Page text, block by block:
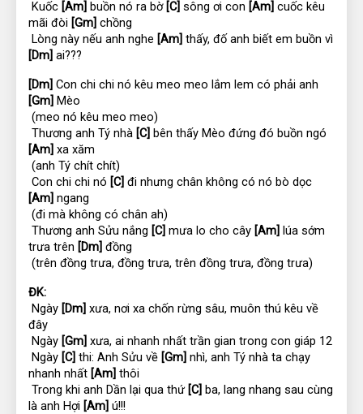
Kuốc [Am] buồn nó ra bờ [C] sông ơi con [Am] cuốc kêu
mãi đòi [Gm] chồng
Lòng này nếu anh nghe [Am]
[Dm] ai???
[Dm]
[Gm] Mèo
(meo nó kêu meo meo)
Thương anh Tý nhà [C]
[Am] xa xăm
(anh Tý chít chít)
Con chi chi nó [C]
[Am] ngang
(đi mà không có chân ah)
Thương anh Sửu nắng [C] mưa lo cho cây [Am] lúa sớm
trưa trên [Dm] đồng
(trên đồng trưa, đồng trưa, trên đồng trưa, đồng trưa)
ĐK:
Ngày [Dm] xưa, nơi xa chốn rừng sâu, muôn thú kêu về
đây
Ngày [Gm] xưa, ai nhanh nhất trần gian trong con giáp 12
Ngày [C] thi: Anh Sửu về [Gm] nhì, anh Tý nhà ta chạy
nhanh nhất [Am] thôi
Trong khi anh Dần lại qua thứ [C] ba, lang nhang sau cùng
là anh Hợi [Am] ú!!!